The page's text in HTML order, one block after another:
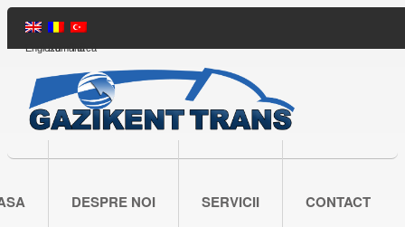
EnglezăRomânăTurcă
DESPRE NOI SERVICII CONTACT